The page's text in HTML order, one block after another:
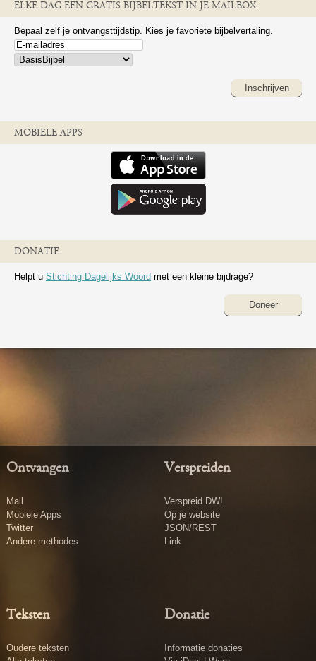
ELKE DAG EEN GRATIS BIJBELTEKST IN JE MAILBOX
Bepaal zelf je ontvangsttijdstip. Kies je favoriete bijbelvertaling.
Inschrijven
MOBIELE APPS
DONATIE
Helpt u Stichting Dagelijks Woord met een kleine bijdrage?
Doneer
Ontvangen
Mail
Mobiele Apps
Twitter
Andere methodes
Verspreiden
Verspreid DW!
Op je website
JSON/REST
Link
Teksten
Oudere teksten
Donatie
Informatie donaties